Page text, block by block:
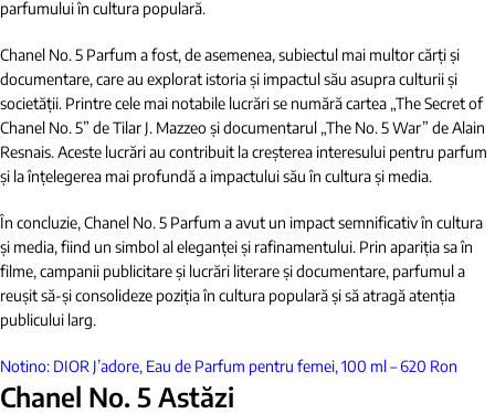
parfumului în cultura populară.
Chanel No. 5 Parfum a fost, de asemenea, subiectul mai multor cărți și
documentare, care au explorat istoria și impactul său asupra culturii și
societății. Printre cele mai notabile lucrări se numără cartea „The Secret of
Chanel No. 5” de Tilar J. Mazzeo și documentarul „The No. 5 War” de Alain
Resnais. Aceste lucrări au contribuit la creșterea interesului pentru parfum
și la înțelegerea mai profundă a impactului său în cultura și media.
În concluzie, Chanel No. 5 Parfum a avut un impact semnificativ în cultura
și media, fiind un simbol al eleganței și rafinamentului. Prin apariția sa în
filme, campanii publicitare și lucrări literare și documentare, parfumul a
reușit să-și consolideze poziția în cultura populară și să atragă atenția
publicului larg.
Notino: DIOR J’adore, Eau de Parfum pentru femei, 100 ml – 620 Ron
Chanel No. 5 Astăzi